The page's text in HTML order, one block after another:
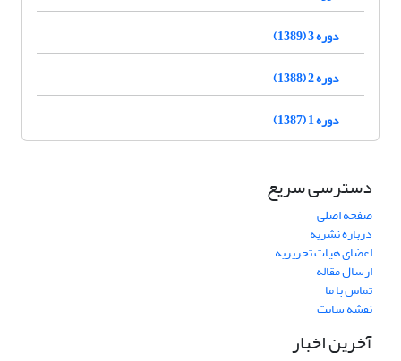
دوره 3 (1389)
دوره 2 (1388)
دوره 1 (1387)
دسترسی سریع
صفحه اصلی
درباره نشریه
اعضای هیات تحریریه
ارسال مقاله
تماس با ما
نقشه سایت
آخرین اخبار